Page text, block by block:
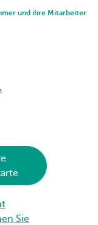
und ihre Mitarbeiter
Sie